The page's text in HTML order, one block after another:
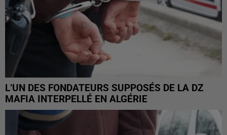
L’UN DES FONDATEURS SUPPOSÉS DE LA DZ
MAFIA INTERPELLÉ EN ALGÉRIE